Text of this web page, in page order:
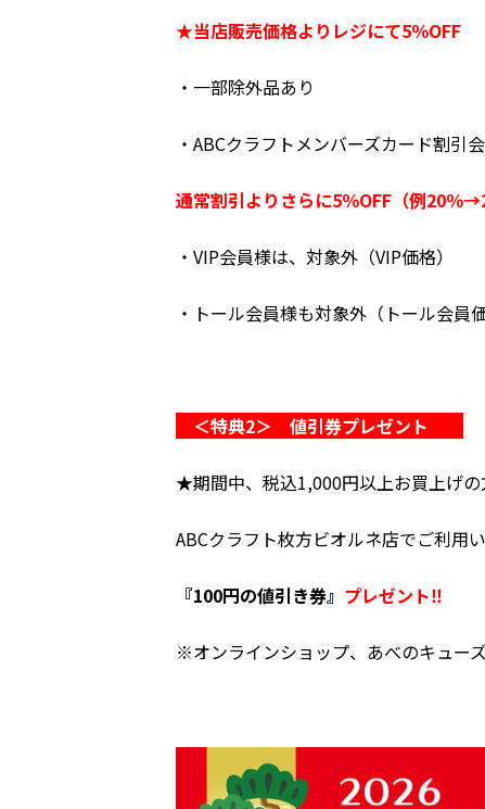
★当店販売価格よりレジにて5％OFF
・一部除外品あり
・ABCクラフトメンバーズカード割引
通常割引よりさらに5％OFF（例20％
・VIP会員様は、対象外（VIP価格）
・トール会員様も対象外（トール会員価
＜特典2＞ 値引券プレゼント
★期間中、税込1,000円以上お買上げの
ABCクラフト枚方ビオルネ店でご利用
『100円の値引き券』 プレゼント‼
※オンラインショップ、あべのキュー